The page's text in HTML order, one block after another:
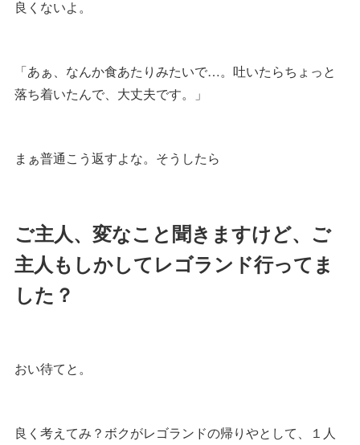
良くないよ。
「あぁ、なんか食あたりみたいで…。吐いたらちょっと
落ち着いたんで、大丈夫です。」
まぁ普通こう返すよな。そうしたら
ご主人、変なこと聞きますけど、ご
主人もしかしてレゴランド行ってま
した？
おい待てと。
良く考えてみ？ボクがレゴランドの帰りやとして、１人